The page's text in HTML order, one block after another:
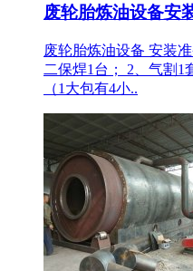
废轮胎炼油设备安
废轮胎炼油设备 安装
二保焊1台； 2、气割1
（1大包有4小..